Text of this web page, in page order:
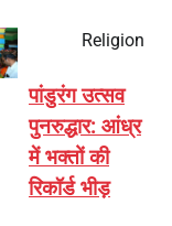
Religion
पांडुरंग उत्सव
पुनरुद्धार: आंध्र
में भक्तों की
रिकॉर्ड भीड़